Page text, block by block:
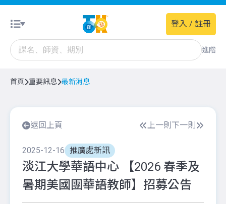
進階
登入 / 註冊
首頁 重要訊息 最新消息
返回上頁 上一則 下一則
2025-12-16 推廣處新訊
淡江大學華語中心 【2026 春季及
暑期美國團華語教師】招募公告